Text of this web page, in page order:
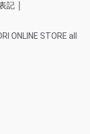
記
ONLINE STORE all